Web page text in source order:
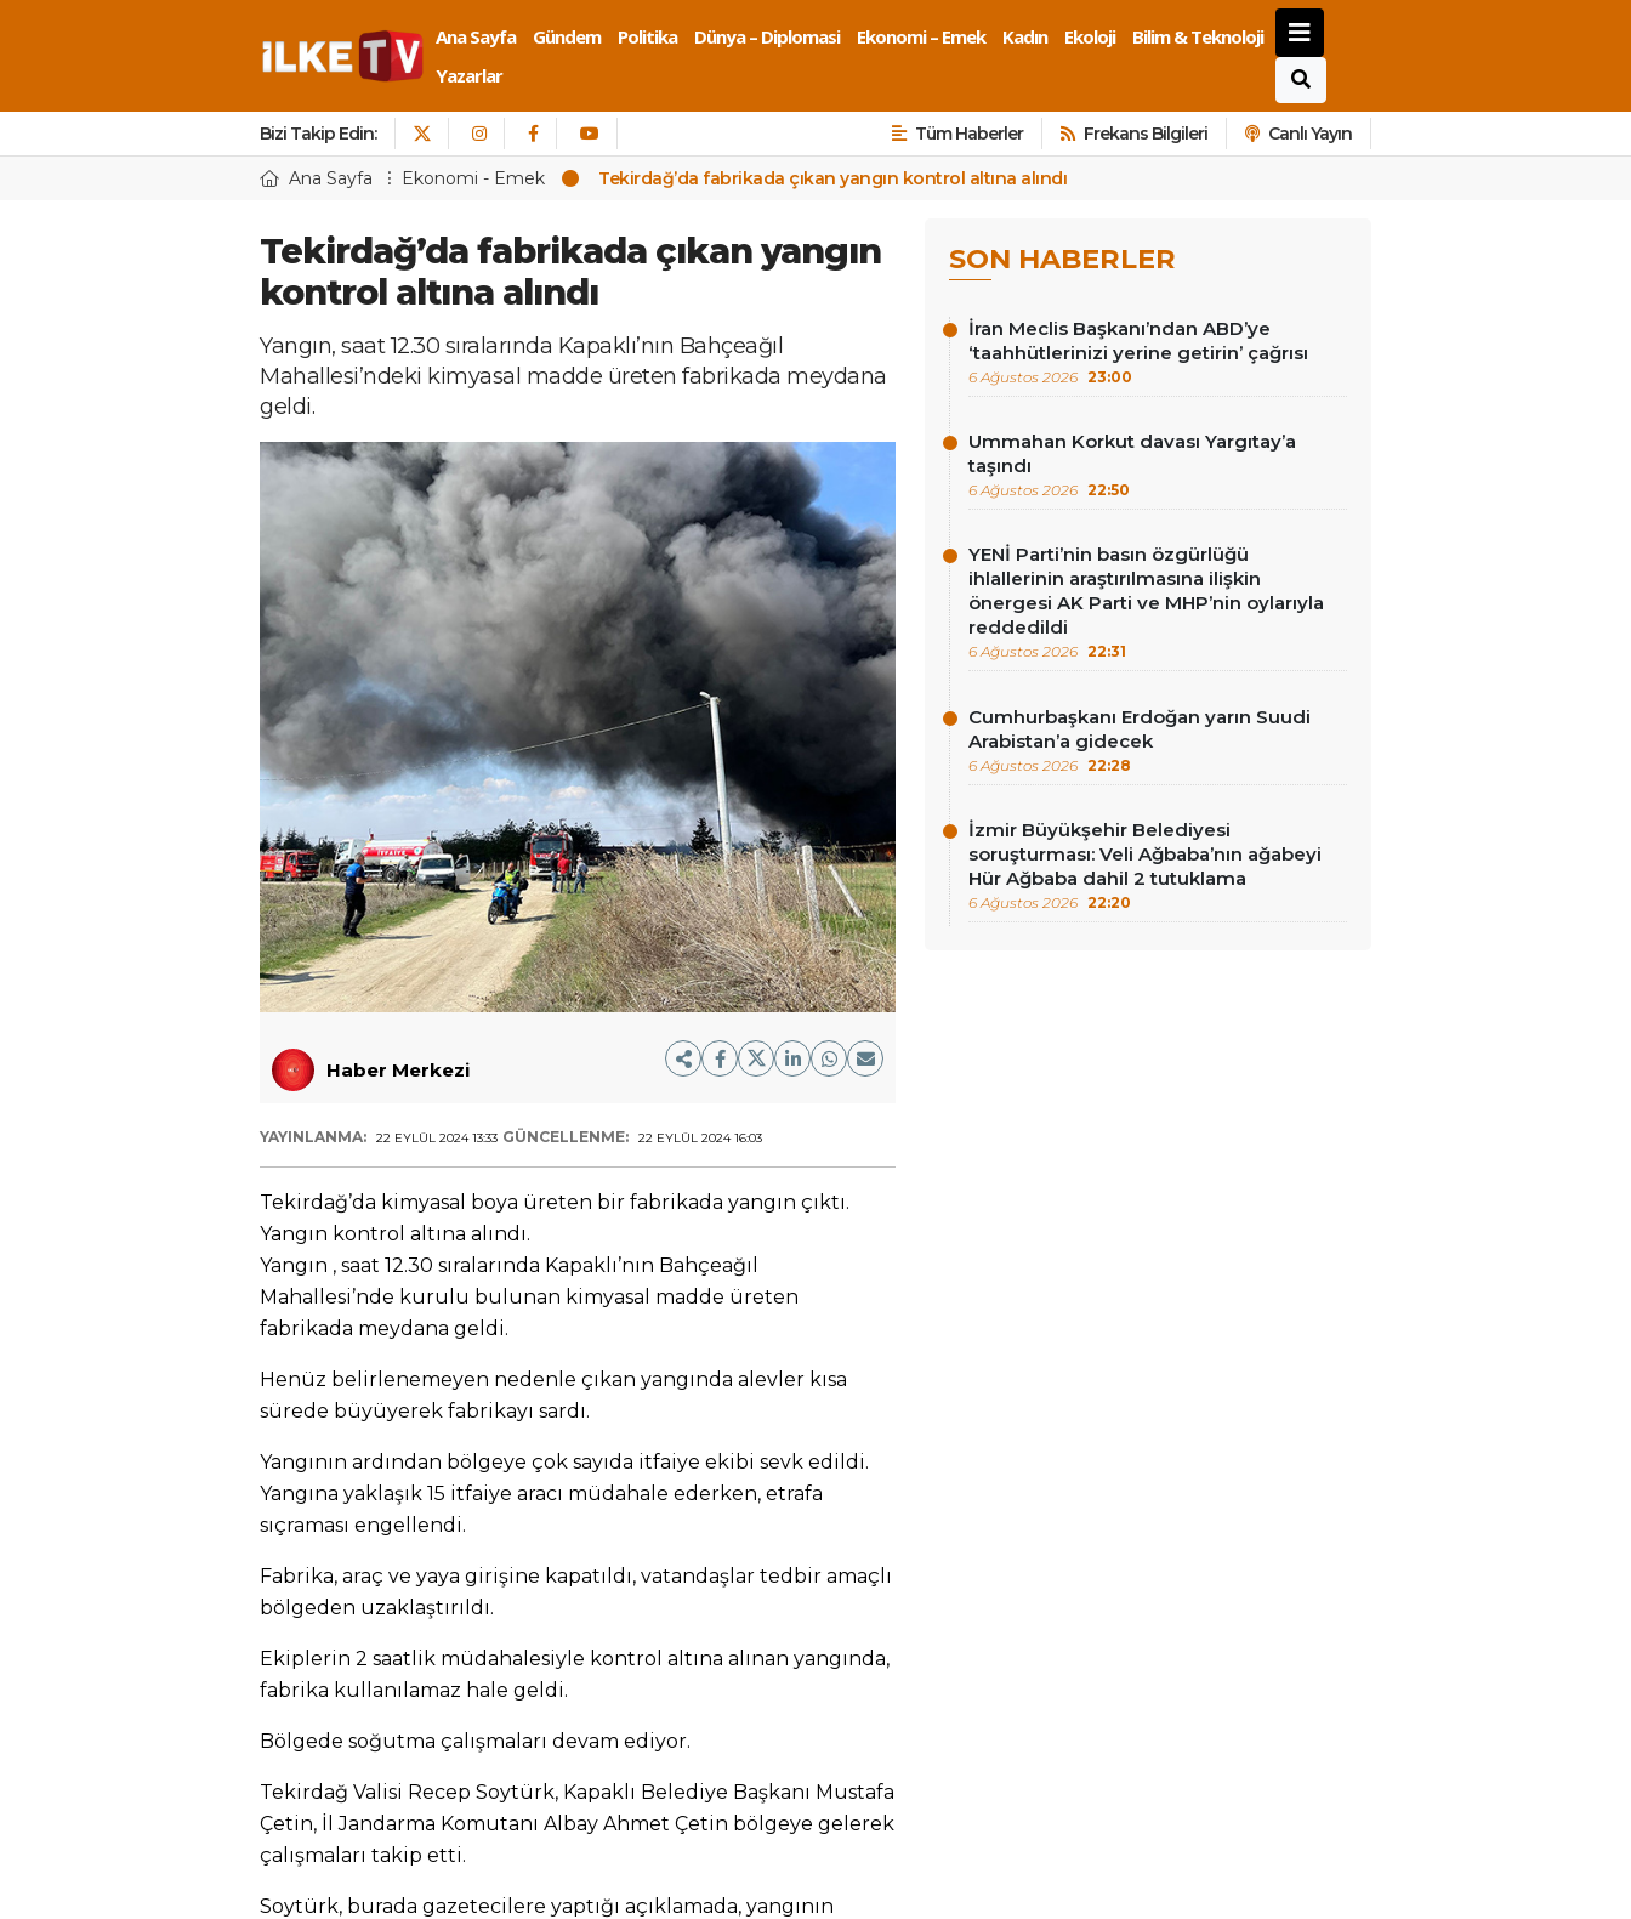
Ana Sayfa Gündem Politika Dünya – Diplomasi Ekonomi – Emek Kadın Ekoloji
Bilim & Teknoloji
Yazarlar
Bizi Takip Edin: Tüm Haberler Frekans Bilgileri Canlı Yayın
Ana Sayfa Ekonomi - Emek Tekirdağ’da fabrikada çıkan yangın kontrol altına alındı
Tekirdağ’da fabrikada çıkan yangın
kontrol altına alındı
Yangın, saat 12.30 sıralarında Kapaklı’nın Bahçeağıl
Mahallesi’ndeki kimyasal madde üreten fabrikada meydana
geldi.
Haber Merkezi
YAYINLANMA: 22 EYLÜL 2024 13:33 GÜNCELLENME: 22 EYLÜL 2024 16:03
Tekirdağ’da kimyasal boya üreten bir fabrikada yangın çıktı.
Yangın kontrol altına alındı.
Yangın , saat 12.30 sıralarında Kapaklı’nın Bahçeağıl
Mahallesi’nde kurulu bulunan kimyasal madde üreten
fabrikada meydana geldi.
Henüz belirlenemeyen nedenle çıkan yangında alevler kısa
sürede büyüyerek fabrikayı sardı.
Yangının ardından bölgeye çok sayıda itfaiye ekibi sevk edildi.
Yangına yaklaşık 15 itfaiye aracı müdahale ederken, etrafa
sıçraması engellendi.
Fabrika, araç ve yaya girişine kapatıldı, vatandaşlar tedbir amaçlı
bölgeden uzaklaştırıldı.
Ekiplerin 2 saatlik müdahalesiyle kontrol altına alınan yangında,
fabrika kullanılamaz hale geldi.
Bölgede soğutma çalışmaları devam ediyor.
Tekirdağ Valisi Recep Soytürk, Kapaklı Belediye Başkanı Mustafa
Çetin, İl Jandarma Komutanı Albay Ahmet Çetin bölgeye gelerek
çalışmaları takip etti.
Soytürk, burada gazetecilere yaptığı açıklamada, yangının
SON HABERLER
İran Meclis Başkanı’ndan ABD’ye
‘taahhütlerinizi yerine getirin’ çağrısı
6 Ağustos 2026 23:00
Ummahan Korkut davası Yargıtay’a
taşındı
6 Ağustos 2026 22:50
YENİ Parti’nin basın özgürlüğü
ihlallerinin araştırılmasına ilişkin
önergesi AK Parti ve MHP’nin oylarıyla
reddedildi
6 Ağustos 2026 22:31
Cumhurbaşkanı Erdoğan yarın Suudi
Arabistan’a gidecek
6 Ağustos 2026 22:28
İzmir Büyükşehir Belediyesi
soruşturması: Veli Ağbaba’nın ağabeyi
Hür Ağbaba dahil 2 tutuklama
6 Ağustos 2026 22:20